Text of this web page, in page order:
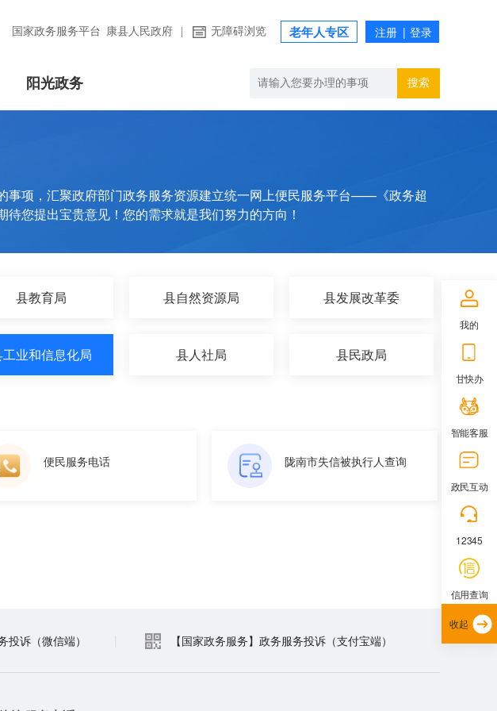
国家政务服务平台 康县人民政府 无障碍浏览 老年人专区
阳光政务 搜索
事项，汇聚政府部门政务服务资源建立统一网上便民服务平台——《政务超
您提出宝贵意见！您的需求就是我们努力的方向！
县教育局 县自然资源局 县发展改革委
业和信息化局 县人社局 县民政局
便民服务电话 陇南市失信被执行人查询
投诉（微信端） 【国家政务服务】政务服务投诉（支付宝端）
我的
甘快办
智能客服
政民互动
12345
信用查询
收起